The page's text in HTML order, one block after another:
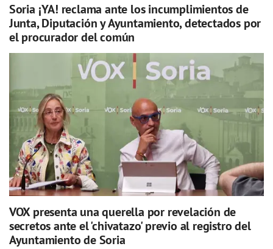
Soria ¡YA! reclama ante los incumplimientos de
Junta, Diputación y Ayuntamiento, detectados por
el procurador del común
VOX presenta una querella por revelación de
secretos ante el 'chivatazo' previo al registro del
Ayuntamiento de Soria